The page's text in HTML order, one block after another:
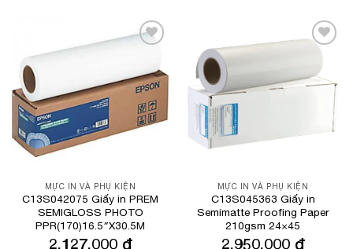
MỰC IN VÀ PHỤ KIỆN
C13S042075 Giấy in PREM
SEMIGLOSS PHOTO
PPR(170)16.5″X30.5M
2,127,000 ₫
MỰC IN VÀ PHỤ KIỆN
C13S045363 Giấy in
Semimatte Proofing Paper
210gsm 24×45
2,950,000 ₫